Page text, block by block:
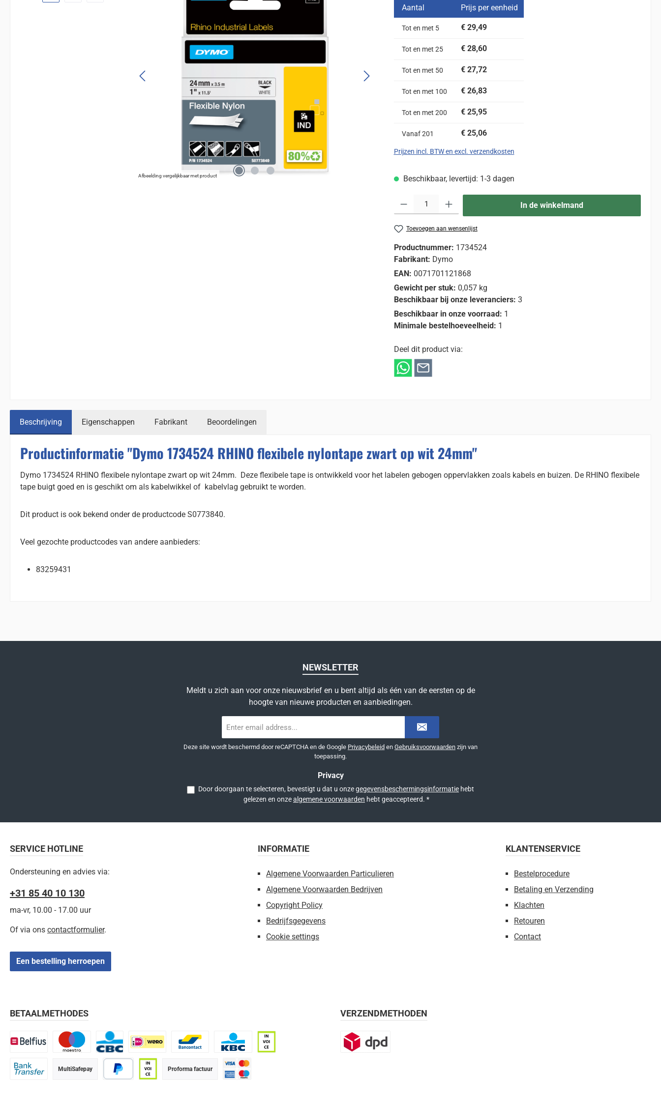
Afbeelding vergelijkbaar met product
Aantal Prijs per eenheid
Tot en met 5 € 29,49
Tot en met 25 € 28,60
Tot en met 50 € 27,72
Tot en met 100 € 26,83
Tot en met 200 € 25,95
Vanaf201 € 25,06
Prijzen incl. BTW en excl. verzendkosten
Beschikbaar, levertijd: 1-3 dagen
Producthoeveelheid: Voer de gewenste hoeveelheid in of gebruik de knoppen om de
In de winkelmand
Toevoegen aan wensenlijst
Productnummer: 1734524
Fabrikant: Dymo
EAN: 0071701121868
Gewicht per stuk: 0,057 kg
Beschikbaar bij onze leveranciers: 3
Beschikbaar in onze voorraad: 1
Minimale bestelhoeveelheid: 1
Deel dit product via:
Beschrijving Eigenschappen Fabrikant Beoordelingen
Productinformatie "Dymo 1734524 RHINO flexibele nylontape zwart op wit 24mm"
Dymo 1734524 RHINO flexibele nylontape zwart op wit 24mm. Deze flexibele tape is ontwikkeld voor het labelen gebogen oppervlakken zoals kabels en buizen. De RHINO flexibele
tape buigt goed en is geschikt om als kabelwikkel of kabelvlag gebruikt te worden.
Dit product is ook bekend onder de productcode S0773840.
Veel gezochte productcodes van andere aanbieders:
83259431
NEWSLETTER
Meldt u zich aan voor onze nieuwsbrief en u bent altijd als één van de eersten op de
hoogte van nieuwe producten en aanbiedingen.
mailadres
Deze site wordt beschermd door reCAPTCHA en de Google Privacybeleid en Gebruiksvoorwaarden zijn van
toepassing.
Privacy
Door doorgaan te selecteren, bevestigt u dat u onzegegevensbeschermingsinformatie hebt
gelezen en onzealgemene voorwaarden hebt geaccepteerd. *
SERVICE HOTLINE
Ondersteuning en advies via:
+31 85 40 10 130
ma-vr, 10.00 - 17.00 uur
Of via ons contactformulier.
Een bestelling herroepen
INFORMATIE
Algemene Voorwaarden Particulieren
Algemene Voorwaarden Bedrijven
Copyright Policy
Bedrijfsgegevens
Cookie settings
KLANTENSERVICE
Bestelprocedure
Betaling en Verzending
Klachten
Retouren
Contact
BETAALMETHODES
iDEAL | Wero
MultiSafepay Proforma factuur
CBC
VERZENDMETHODEN